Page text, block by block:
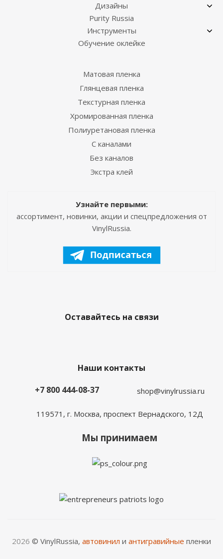
Дизайны
Purity Russia
Инструменты
Обучение оклейке
Матовая пленка
Глянцевая пленка
Текстурная пленка
Хромированная пленка
Полиуретановая пленка
С каналами
Без каналов
Экстра клей
Узнайте первыми:
ассортимент, новинки, акции и спецпредложения от
VinylRussia.
Оставайтесь на связи
Наши контакты
+7 800 444-08-37
shop@vinylrussia.ru
119571, г. Москва, проспект Вернадского, 12Д
Мы принимаем
2026 © VinylRussia, автовинил и антигравийные пленки